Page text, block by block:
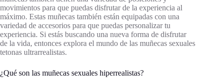
movimientos para que puedas disfrutar de la experiencia al
máximo. Estas muñecas también están equipadas con una
variedad de accesorios para que puedas personalizar tu
experiencia. Si estás buscando una nueva forma de disfrutar
de la vida, entonces explora el mundo de las muñecas sexuales
tetonas ultrarrealistas.
¿Qué son las muñecas sexuales hiperrealistas?